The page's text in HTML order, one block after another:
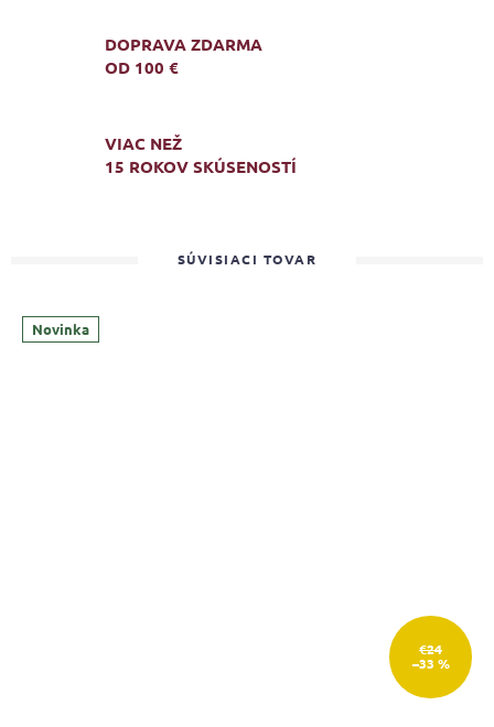
DOPRAVA ZDARMA
OD 100 €
VIAC NEŽ
15 ROKOV SKÚSENOSTÍ
SÚVISIACI TOVAR
Novinka
€24
–33 %